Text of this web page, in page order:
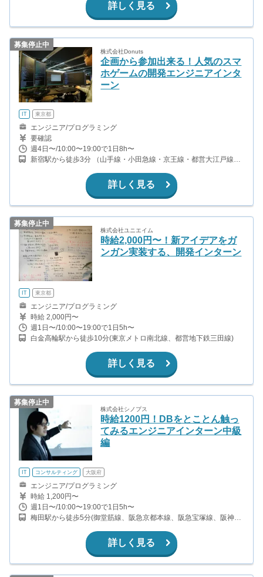
詳しく見る
募集停止中
株式会社Donuts
企画から参加出来る！人気のスマ
ホゲームの開発エンジニアインタ
ーン
IT 東京都
エンジニア/プログラミング
要確認
週4日〜/10:00〜19:00で1日8h〜
新宿駅から徒歩3分 （山手線・小田急線・京王線・都営大江戸線ほ
詳しく見る
募集停止中
株式会社ユニエイム
時給2,000円〜！新アイデアをガ
ンガン実装する、開発インターン
IT 東京都
エンジニア/プログラミング
時給 2,000円〜
週1日〜/10:00〜19:00で1日5h〜
白金高輪駅から徒歩10分(東京メトロ南北線、都営地下鉄三田線)
詳しく見る
募集停止中
株式会社シノプス
時給1200円！DBをとことん触っ
てみるエンジニアインターン中級
編
IT コンサルティング 大阪府
エンジニア/プログラミング
時給 1,200円〜
週1日〜/10:00〜19:00で1日5h〜
梅田駅から徒歩5分(御堂筋線、阪急京都本線、阪急宝塚線、阪神本
線) 北新地駅から徒歩6分(東西線)
詳しく見る